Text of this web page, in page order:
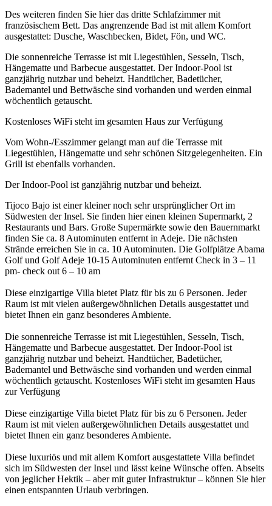
Des weiteren finden Sie hier das dritte Schlafzimmer mit
französischem Bett. Das angrenzende Bad ist mit allem Komfort
ausgestattet: Dusche, Waschbecken, Bidet, Fön, und WC.
Die sonnenreiche Terrasse ist mit Liegestühlen, Sesseln, Tisch,
Hängematte und Barbecue ausgestattet. Der Indoor-Pool ist
ganzjährig nutzbar und beheizt. Handtücher, Badetücher,
Bademantel und Bettwäsche sind vorhanden und werden einmal
wöchentlich getauscht.
Kostenloses WiFi steht im gesamten Haus zur Verfügung
Vom Wohn-/Esszimmer gelangt man auf die Terrasse mit
Liegestühlen, Hängematte und sehr schönen Sitzgelegenheiten. Ein
Grill ist ebenfalls vorhanden.
Der Indoor-Pool ist ganzjährig nutzbar und beheizt.
Tijoco Bajo ist einer kleiner noch sehr ursprünglicher Ort im
Südwesten der Insel. Sie finden hier einen kleinen Supermarkt, 2
Restaurants und Bars. Große Supermärkte sowie den Bauernmarkt
finden Sie ca. 8 Autominuten entfernt in Adeje. Die nächsten
Strände erreichen Sie in ca. 10 Autominuten. Die Golfplätze Abama
Golf und Golf Adeje 10-15 Autominuten entfernt Check in 3 – 11
pm- check out 6 – 10 am
Diese einzigartige Villa bietet Platz für bis zu 6 Personen. Jeder
Raum ist mit vielen außergewöhnlichen Details ausgestattet und
bietet Ihnen ein ganz besonderes Ambiente.
Die sonnenreiche Terrasse ist mit Liegestühlen, Sesseln, Tisch,
Hängematte und Barbecue ausgestattet. Der Indoor-Pool ist
ganzjährig nutzbar und beheizt. Handtücher, Badetücher,
Bademantel und Bettwäsche sind vorhanden und werden einmal
wöchentlich getauscht. Kostenloses WiFi steht im gesamten Haus
zur Verfügung
Diese einzigartige Villa bietet Platz für bis zu 6 Personen. Jeder
Raum ist mit vielen außergewöhnlichen Details ausgestattet und
bietet Ihnen ein ganz besonderes Ambiente.
Diese luxuriös und mit allem Komfort ausgestattete Villa befindet
sich im Südwesten der Insel und lässt keine Wünsche offen. Abseits
von jeglicher Hektik – aber mit guter Infrastruktur – können Sie hier
einen entspannten Urlaub verbringen.